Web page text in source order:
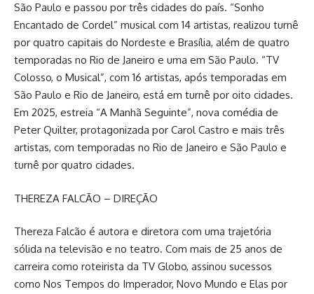
São Paulo e passou por três cidades do país. “Sonho
Encantado de Cordel” musical com 14 artistas, realizou turnê
por quatro capitais do Nordeste e Brasília, além de quatro
temporadas no Rio de Janeiro e uma em São Paulo. “TV
Colosso, o Musical”, com 16 artistas, após temporadas em
São Paulo e Rio de Janeiro, está em turnê por oito cidades.
Em 2025, estreia “A Manhã Seguinte”, nova comédia de
Peter Quilter, protagonizada por Carol Castro e mais três
artistas, com temporadas no Rio de Janeiro e São Paulo e
turnê por quatro cidades.
THEREZA FALCÃO – DIREÇÃO
Thereza Falcão é autora e diretora com uma trajetória
sólida na televisão e no teatro. Com mais de 25 anos de
carreira como roteirista da TV Globo, assinou sucessos
como Nos Tempos do Imperador, Novo Mundo e Elas por